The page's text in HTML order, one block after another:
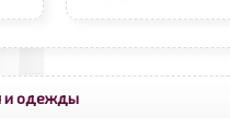
и одежды